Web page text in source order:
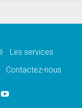
nationale
estime
Les services
Contactez-nous